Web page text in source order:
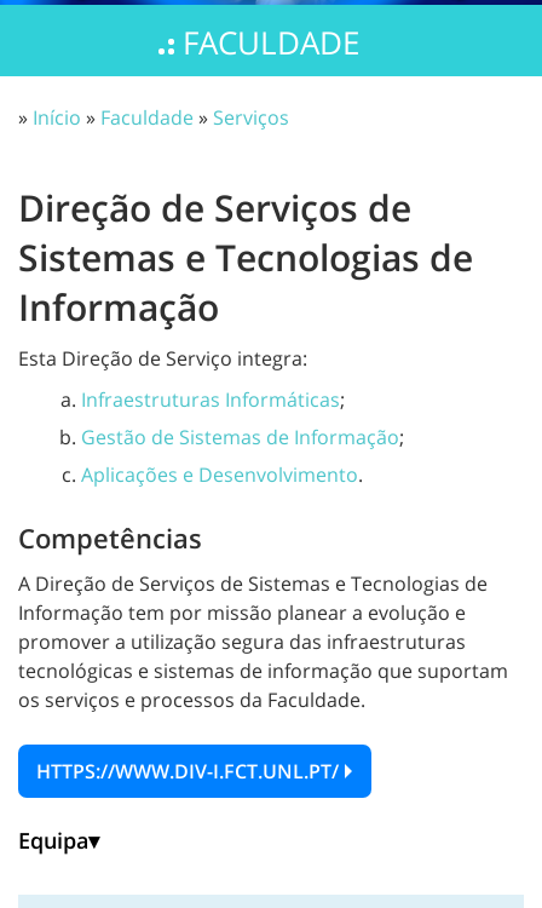
FACULDADE
» Início » Faculdade» Serviços
Direção de Serviços de
Sistemas e Tecnologias de
Informação
Esta Direção de Serviço integra:
Infraestruturas Informáticas;
Gestão de Sistemas de Informação;
Aplicações e Desenvolvimento.
Competências
A Direção de Serviços de Sistemas e Tecnologias de
Informação tem por missão planear a evolução e
promover a utilização segura das infraestruturas
tecnológicas e sistemas de informação que suportam
os serviços e processos da Faculdade.
HTTPS://WWW.DIV-I.FCT.UNL.PT/
Equipa